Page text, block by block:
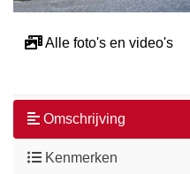
Alle foto's en video's
Omschrijving
Kenmerken